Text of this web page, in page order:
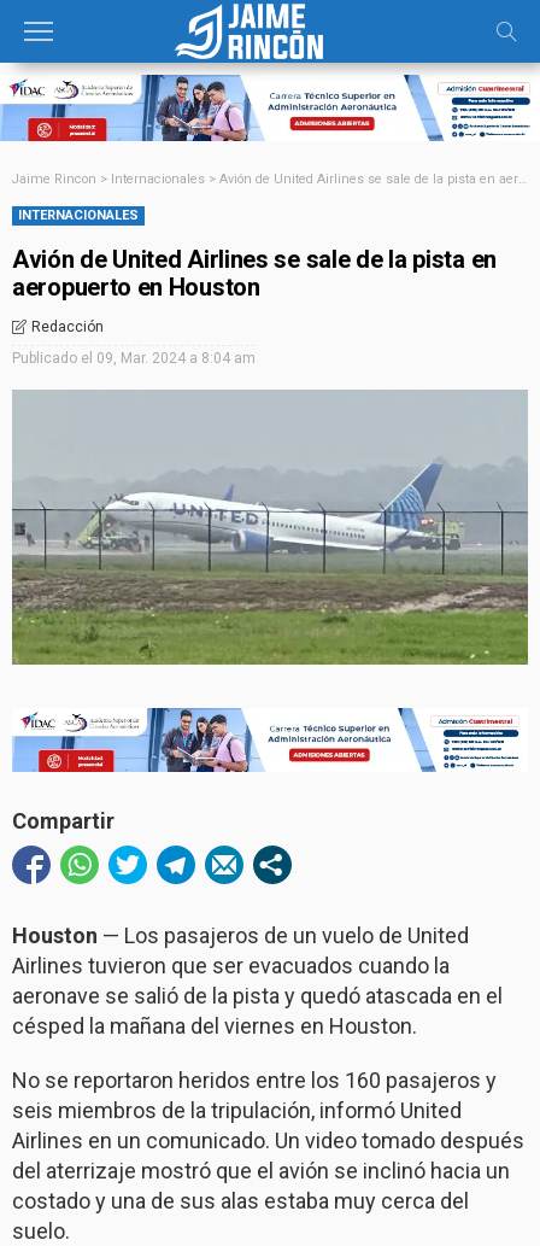
Jaime Rincon > Internacionales > Avión de United Airlines se sale de la pista en aeropuerto en Houston
INTERNACIONALES
Avión de United Airlines se sale de la pista en
aeropuerto en Houston
Redacción
Publicado el 09, Mar. 2024 a 8:04 am
Compartir
Houston — Los pasajeros de un vuelo de United
Airlines tuvieron que ser evacuados cuando la
aeronave se salió de la pista y quedó atascada en el
césped la mañana del viernes en Houston.
No se reportaron heridos entre los 160 pasajeros y
seis miembros de la tripulación, informó United
Airlines en un comunicado. Un video tomado después
del aterrizaje mostró que el avión se inclinó hacia un
costado y una de sus alas estaba muy cerca del
suelo.